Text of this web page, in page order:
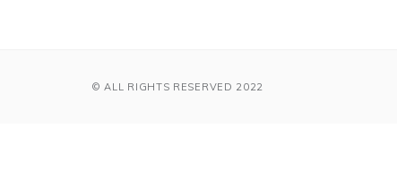
© ALL RIGHTS RESERVED 2022